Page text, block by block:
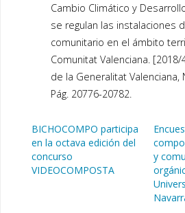
Cambio Climático y
se regulan las instalaciones
comunitario en el ámbito
Comunitat Valenciana. [2018/
de la Generalitat Valenciana,
Pág. 20776-20782.
BICHOCOMPO participa
en la octava edición del
concurso
VIDEOCOMPOSTA
y